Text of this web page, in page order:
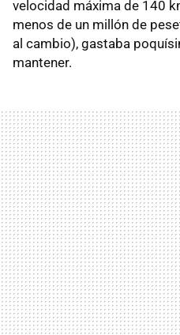
velocidad máxima de 140
menos de un millón de
al cambio), gastaba
mantener.